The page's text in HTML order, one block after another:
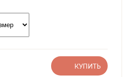
КУПИТЬ